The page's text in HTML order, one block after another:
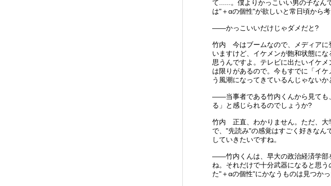
て......。僕よりかっこいい男の子なん
は"＋αの個性"が欲しいと常日頃から考
――かっこいいだけじゃダメだと?
竹内 今はブームなので、メディアに
いますけど、イケメンが飽和状態に
思うんですよ。テレビに出たいイケ
は限りがあるので。今もすでに「イ
う風潮になってきているんじゃないか
――当事者である竹内くんから見ても
る」と感じられるのでしょうか?
竹内 正直、わかりません。ただ、大
で、"先読み"の感覚はすごく好きなん
していきたいですね。
――竹内くんは、早大の政治経済学部
ね。それだけで十分武器になると思
た"＋αの個性"にかなうものは見つか